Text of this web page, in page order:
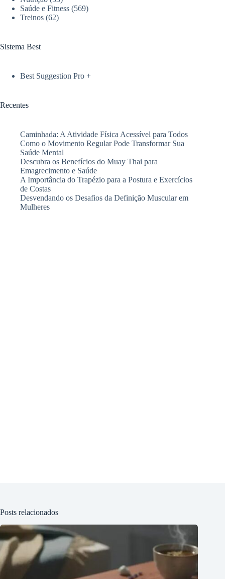
Saúde e Fitness (569)
Treinos (62)
Sistema Best
Best Suggestion Pro +
Recentes
Caminhada: A Atividade Física Acessível para Todos
Como o Movimento Regular Pode Transformar Sua
Saúde Mental
Descubra os Benefícios do Muay Thai para
Emagrecimento e Saúde
A Importância do Trapézio para a Postura e Exercícios
de Costas
Desvendando os Desafios da Definição Muscular em
Mulheres
Posts relacionados